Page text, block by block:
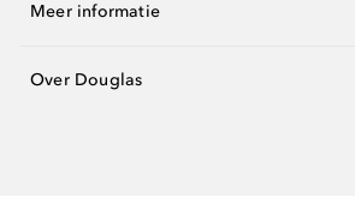
Meer informatie
Over Douglas